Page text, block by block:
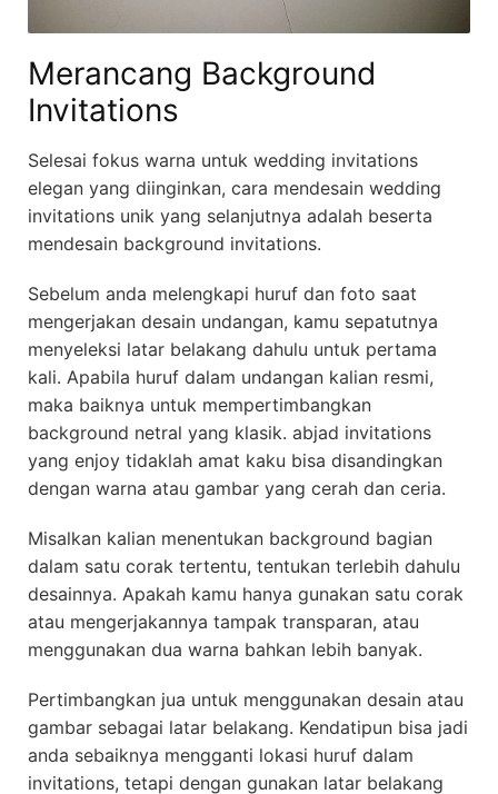
Merancang Background
Invitations
Selesai fokus warna untuk wedding invitations
elegan yang diinginkan, cara mendesain wedding
invitations unik yang selanjutnya adalah beserta
mendesain background invitations.
Sebelum anda melengkapi huruf dan foto saat
mengerjakan desain undangan, kamu sepatutnya
menyeleksi latar belakang dahulu untuk pertama
kali. Apabila huruf dalam undangan kalian resmi,
maka baiknya untuk mempertimbangkan
background netral yang klasik. abjad invitations
yang enjoy tidaklah amat kaku bisa disandingkan
dengan warna atau gambar yang cerah dan ceria.
Misalkan kalian menentukan background bagian
dalam satu corak tertentu, tentukan terlebih dahulu
desainnya. Apakah kamu hanya gunakan satu corak
atau mengerjakannya tampak transparan, atau
menggunakan dua warna bahkan lebih banyak.
Pertimbangkan jua untuk menggunakan desain atau
gambar sebagai latar belakang. Kendatipun bisa jadi
anda sebaiknya mengganti lokasi huruf dalam
invitations, tetapi dengan gunakan latar belakang